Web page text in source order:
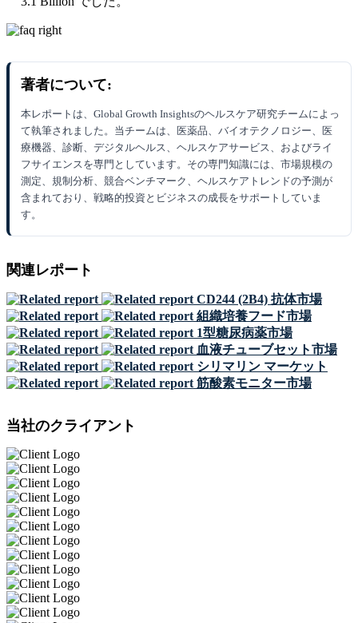
著者について:
本レポートは、Global Growth Insightsのヘルスケア研究チームによっ
て執筆されました。当チームは、医薬品、バイオテクノロジー、医
療機器、診断、デジタルヘルス、ヘルスケアサービス、およびライ
フサイエンスを専門としています。その専門知識には、市場規模の
測定、規制分析、競合ベンチマーク、ヘルスケアトレンドの予測が
含まれており、戦略的投資とビジネスの成長をサポートしていま
す。
関連レポート
CD244 (2B4) 抗体市場
組織培養フード市場
1型糖尿病薬市場
血液チューブセット市場
シリマリン マーケット
筋酸素モニター市場
当社のクライアント